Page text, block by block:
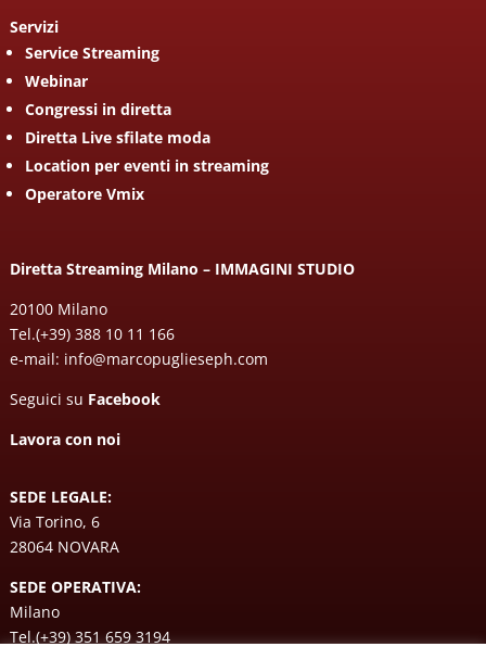
Servizi
Service Streaming
Webinar
Congressi in diretta
Diretta Live sfilate moda
Location per eventi in streaming
Operatore Vmix
Diretta Streaming Milano – IMMAGINI STUDIO
20100 Milano
Tel.(+39) 388 10 11 166
e-mail: info@marcopuglieseph.com
Seguici su Facebook
Lavora con noi
SEDE LEGALE:
Via Torino, 6
28064 NOVARA
SEDE OPERATIVA:
Milano
Tel.(+39) 351 659 3194